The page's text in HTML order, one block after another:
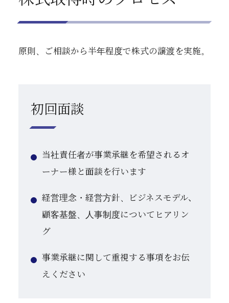
原則、ご相談から半年程度で株式の譲渡を実施。
初回面談
当社責任者が事業承継を希望されるオ
ーナー様と面談を行います
経営理念・経営方針、ビジネスモデル、
顧客基盤、人事制度についてヒアリン
グ
事業承継に関して重視する事項をお伝
えください